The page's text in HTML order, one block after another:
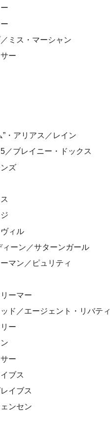
ミス・マーシャン
ー
”・アリアス／レイン
／ブレイニー・ドックス
ズ
ィル
ィーン／サターンガール
マン／ピュリティ
ーマー
ド／エージェント・リバティ
ー
ー
ブス
イブス
ンセン